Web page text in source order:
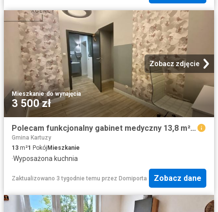
Zobacz zdjęcie
Mieszkanie·do wynajęcia
3 500 zł
Polecam funkcjonalny gabinet medyczny 13,8 m² w centrum Gdyni
Gmina Kartuzy
13 m²1 Pokój Mieszkanie
·Wyposażona kuchnia
Zaktualizowano 3 tygodnie temu przez Domiporta Zobacz dane